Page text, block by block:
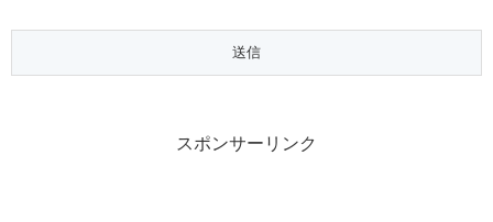
スポンサーリンク